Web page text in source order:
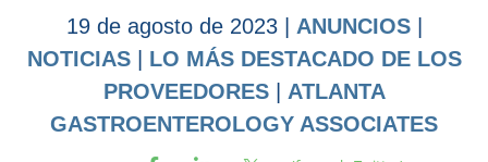
19 de agosto de 2023| ANUNCIOS|
NOTICIAS| LO MÁS DESTACADO DE LOS
PROVEEDORES| ATLANTA
GASTROENTEROLOGY ASSOCIATES